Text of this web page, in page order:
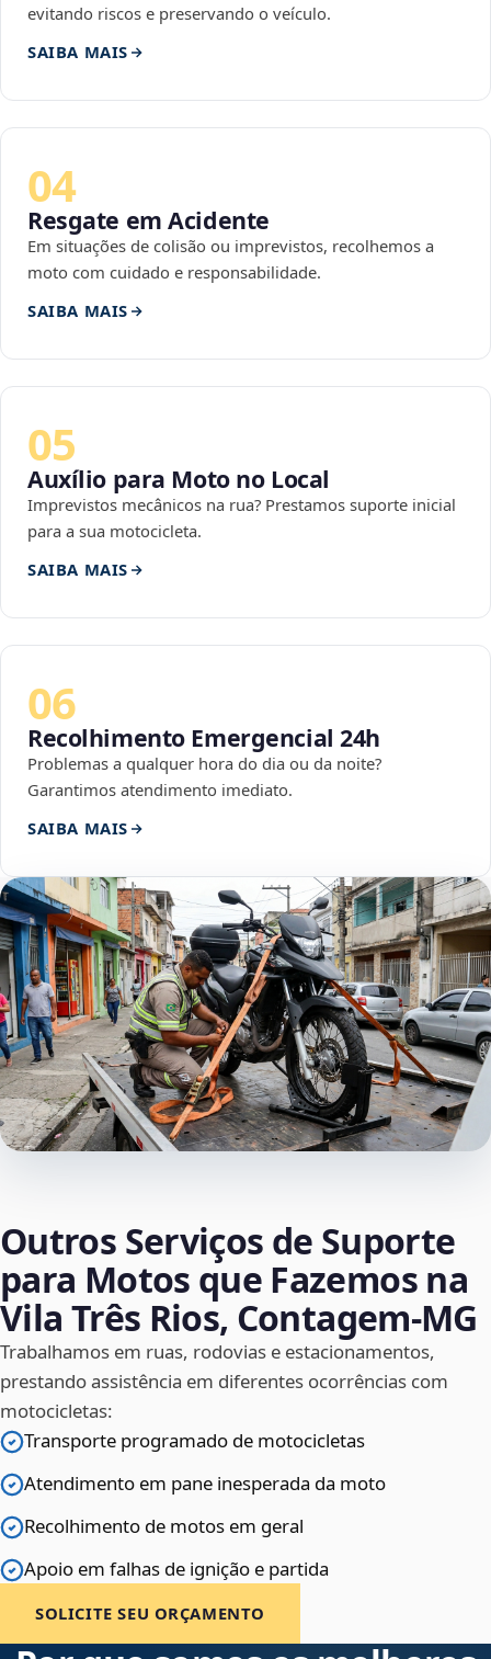
evitando riscos e preservando o veículo.
SAIBA MAIS
04
Resgate em Acidente
Em situações de colisão ou imprevistos, recolhemos a
moto com cuidado e responsabilidade.
SAIBA MAIS
05
Auxílio para Moto no Local
Imprevistos mecânicos na rua? Prestamos suporte inicial
para a sua motocicleta.
SAIBA MAIS
06
Recolhimento Emergencial 24h
Problemas a qualquer hora do dia ou da noite?
Garantimos atendimento imediato.
SAIBA MAIS
Outros Serviços de Suporte
para Motos que Fazemos na
Vila Três Rios, Contagem‑MG
Trabalhamos em ruas, rodovias e estacionamentos,
prestando assistência em diferentes ocorrências com
motocicletas:
Transporte programado de motocicletas
Atendimento em pane inesperada da moto
Recolhimento de motos em geral
Apoio em falhas de ignição e partida
SOLICITE SEU ORÇAMENTO